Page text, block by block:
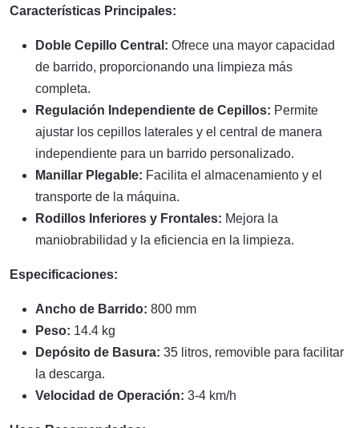
Características Principales:
Doble Cepillo Central: Ofrece una mayor capacidad
de barrido, proporcionando una limpieza más
completa.
Regulación Independiente de Cepillos: Permite
ajustar los cepillos laterales y el central de manera
independiente para un barrido personalizado.
Manillar Plegable: Facilita el almacenamiento y el
transporte de la máquina.
Rodillos Inferiores y Frontales: Mejora la
maniobrabilidad y la eficiencia en la limpieza.
Especificaciones:
Ancho de Barrido: 800 mm
Peso: 14.4 kg
Depósito de Basura: 35 litros, removible para facilitar
la descarga.
Velocidad de Operación: 3-4 km/h